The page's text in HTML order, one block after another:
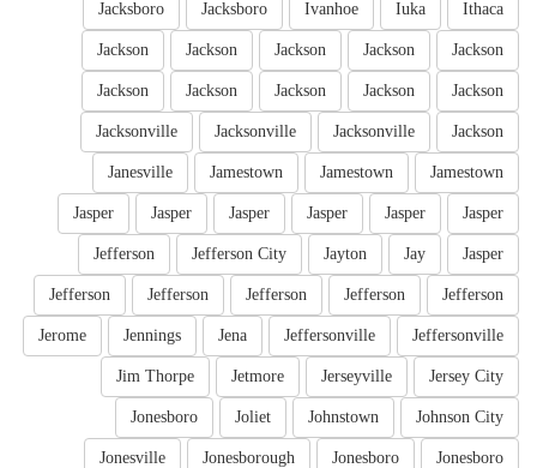
Ithaca
Iuka
Ivanhoe
Jacksboro
Jacksboro
Jackson
Jackson
Jackson
Jackson
Jackson
Jackson
Jackson
Jackson
Jackson
Jackson
Jackson
Jacksonville
Jacksonville
Jacksonville
Jamestown
Jamestown
Jamestown
Janesville
Jasper
Jasper
Jasper
Jasper
Jasper
Jasper
Jasper
Jay
Jayton
Jefferson City
Jefferson
Jefferson
Jefferson
Jefferson
Jefferson
Jefferson
Jeffersonville
Jeffersonville
Jena
Jennings
Jerome
Jersey City
Jerseyville
Jetmore
Jim Thorpe
Johnson City
Johnstown
Joliet
Jonesboro
Jonesboro
Jonesboro
Jonesborough
Jonesville